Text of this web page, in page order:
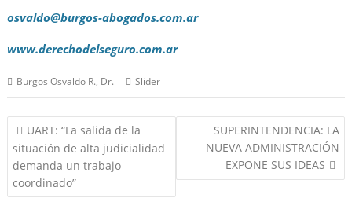
osvaldo@burgos-abogados.com.ar
www.derechodelseguro.com.ar
Burgos Osvaldo R., Dr. Slider
Navegación
de
entradas
UART: “La salida de la
situación de alta judicialidad
demanda un trabajo
coordinado”
SUPERINTENDENCIA: LA
NUEVA ADMINISTRACIÓN
EXPONE SUS IDEAS